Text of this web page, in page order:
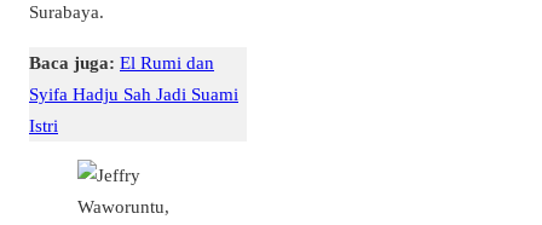
Surabaya.
Baca juga: El Rumi dan
Syifa Hadju Sah Jadi Suami
Istri